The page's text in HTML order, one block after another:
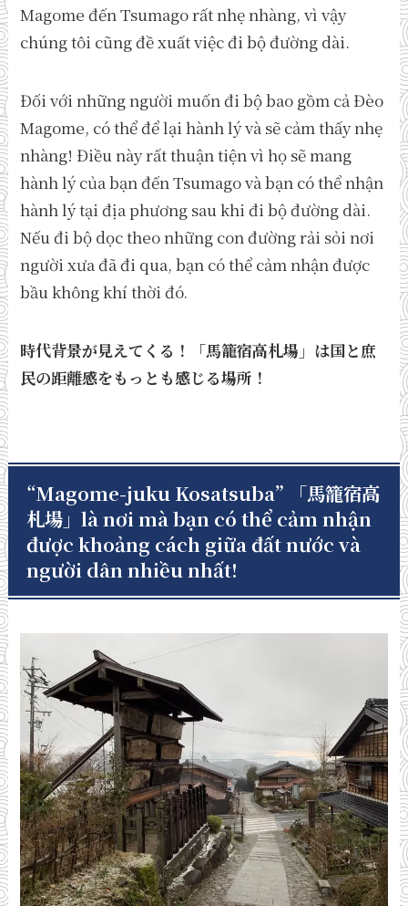
Magome đến Tsumago rất nhẹ nhàng, vì vậy
chúng tôi cũng đề xuất việc đi bộ đường dài.
Đối với những người muốn đi bộ bao gồm cả Đèo
Magome, có thể để lại hành lý và sẽ cảm thấy nhẹ
nhàng! Điều này rất thuận tiện vì họ sẽ mang
hành lý của bạn đến Tsumago và bạn có thể nhận
hành lý tại địa phương sau khi đi bộ đường dài.
Nếu đi bộ dọc theo những con đường rải sỏi nơi
người xưa đã đi qua, bạn có thể cảm nhận được
bầu không khí thời đó.
時代背景が見えてくる！「馬籠宿高札場」は国と庶
民の距離感をもっとも感じる場所！
“Magome-juku Kosatsuba”
「馬籠宿高
札場」là nơi mà bạn có thể cảm nhận
được khoảng cách giữa đất nước và
người dân nhiều nhất!